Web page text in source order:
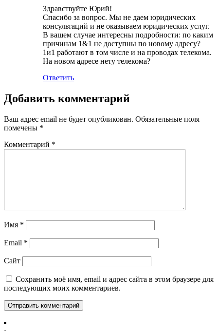
Здравствуйте Юрий!
Спасибо за вопрос. Мы не даем юридических
консультаций и не оказываем юридических услуг.
В вашем случае интересны подробности: по каким
причинам 1&1 не доступны по новому адресу?
1и1 работают в том числе и на проводах телекома.
На новом адресе нету телекома?
Ответить
Добавить комментарий
Ваш адрес email не будет опубликован. Обязательные поля
помечены *
Комментарий *
Имя *
Email *
Сайт
Сохранить моё имя, email и адрес сайта в этом браузере для
последующих моих комментариев.